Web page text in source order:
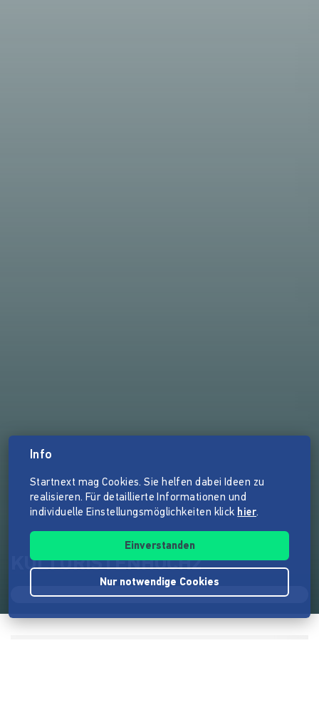
KULTURISTENHOCH2
Info
Startnext mag Cookies. Sie helfen dabei Ideen zu
realisieren. Für detaillierte Informationen und
individuelle Einstellungsmöglichkeiten klick hier.
Einverstanden
Nur notwendige Cookies